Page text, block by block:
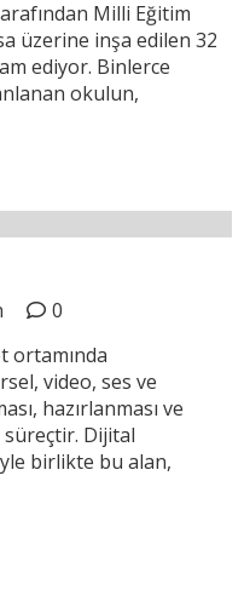
Milli Eğitim
üzerine inşa edilen 32
ediyor. Binlerce
okulun,
0
ortamında
video, ses ve
hazırlanması ve
süreçtir. Dijital
birlikte bu alan,